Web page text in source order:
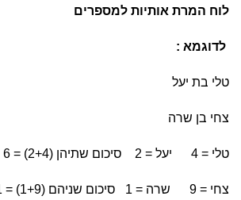
לוח המרת אותיות למספרים
לדוגמא :
טלי בת יעל
צחי בן שרה
טלי = 4 יעל = 2 סיכום שתיהן (2+4) = 6
צחי = 9 שרה = 1 סיכום שניהם (1+9) = 1